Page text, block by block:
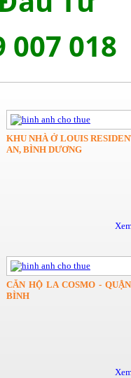
018
KHU NHÀ Ở LOUIS
AN, BÌNH DƯƠNG
CĂN HỘ LA COSMO -
BÌNH